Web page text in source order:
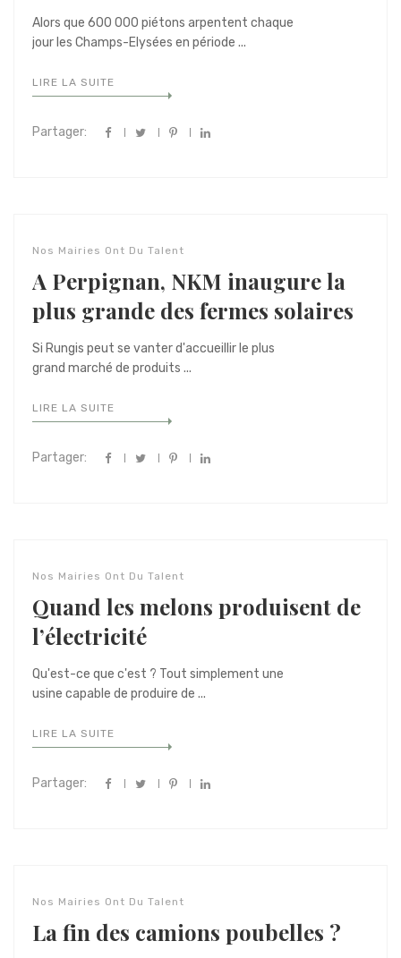
Alors que 600 000 piétons arpentent chaque
jour les Champs-Elysées en période ...
LIRE LA SUITE
Partager:
Nos Mairies Ont Du Talent
A Perpignan, NKM inaugure la
plus grande des fermes solaires
Si Rungis peut se vanter d'accueillir le plus
grand marché de produits ...
LIRE LA SUITE
Partager:
Nos Mairies Ont Du Talent
Quand les melons produisent de
l’électricité
Qu'est-ce que c'est ? Tout simplement une
usine capable de produire de ...
LIRE LA SUITE
Partager:
Nos Mairies Ont Du Talent
La fin des camions poubelles ?